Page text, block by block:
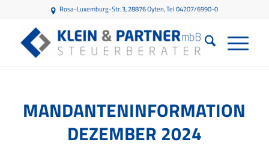
Rosa-Luxemburg-Str. 3, 28876 Oyten, Tel 04207/6990-0
MANDANTENINFORMATION
DEZEMBER 2024